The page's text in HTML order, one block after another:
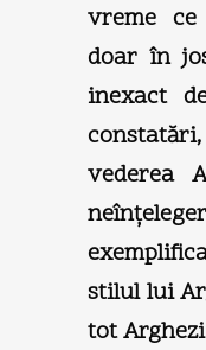
vreme
doar în
inexact
vederea
stilul lui
tot